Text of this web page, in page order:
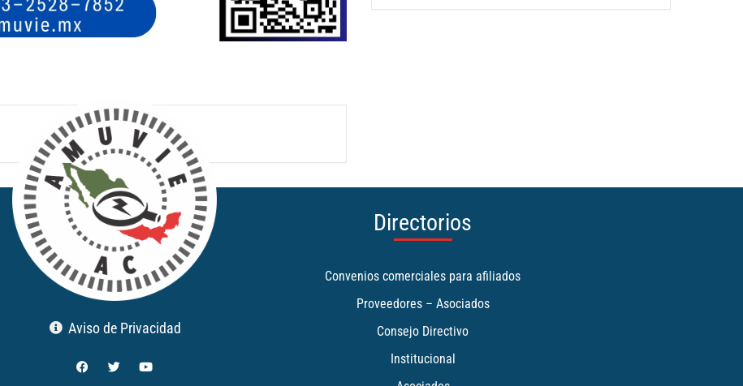
Aviso de Privacidad
Directorios
Convenios comerciales para afiliados
Proveedores – Asociados
Consejo Directivo
Institucional